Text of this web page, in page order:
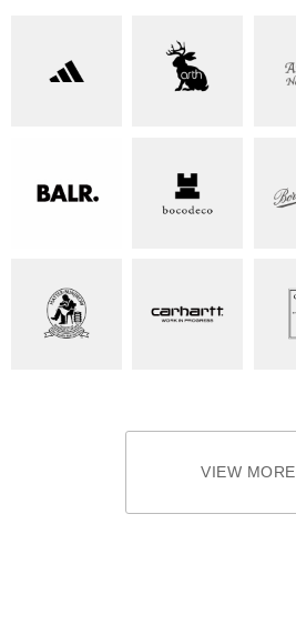
VIEW MORE